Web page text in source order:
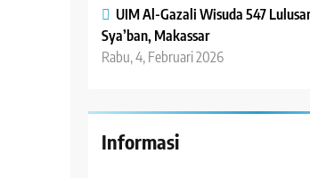
UIM Al-Gazali Wisuda 547
Sya’ban, Makassar
Rabu, 4, Februari 2026
Informasi